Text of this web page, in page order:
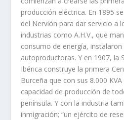
producción eléctrica. En 1895
del Nervión para dar servicio a
industrias como A.H.V., que
consumo de energía,
autoproductoras. Y en 1907, la
Ibérica construye la primera
Burceña que con sus 8.000
capacidad de producción de
península. Y con la industria
inmigración; “un ejército de